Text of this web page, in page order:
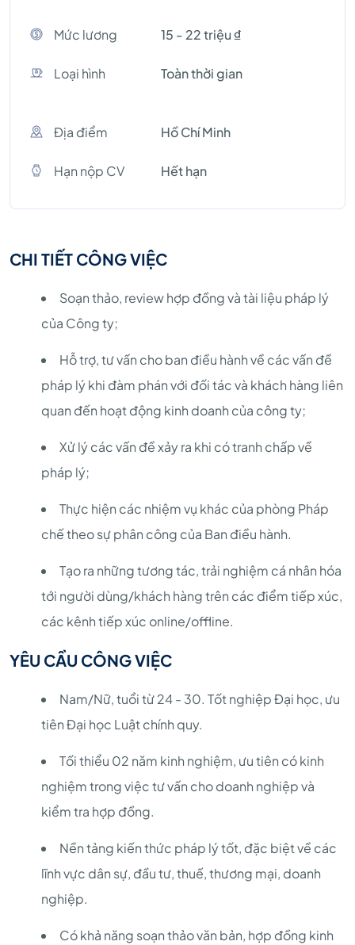
Mức lương 15 - 22 triệu ₫
Loại hình Toàn thời gian
Địa điểm Hồ Chí Minh
Hạn nộp CV Hết hạn
CHI TIẾT CÔNG VIỆC
Soạn thảo, review hợp đồng và tài liệu pháp lý
của Công ty;
Hỗ trợ, tư vấn cho ban điều hành về các vấn đề
pháp lý khi đàm phán với đối tác và khách hàng liên
quan đến hoạt động kinh doanh của công ty;
Xử lý các vấn đề xảy ra khi có tranh chấp về
pháp lý;
Thực hiện các nhiệm vụ khác của phòng Pháp
chế theo sự phân công của Ban điều hành.
Tạo ra những tương tác, trải nghiệm cá nhân hóa
tới người dùng/khách hàng trên các điểm tiếp xúc,
các kênh tiếp xúc online/offline.
YÊU CẦU CÔNG VIỆC
Nam/Nữ, tuổi từ 24 - 30. Tốt nghiệp Đại học, ưu
tiên Đại học Luật chính quy.
Tối thiểu 02 năm kinh nghiệm, ưu tiên có kinh
nghiệm trong việc tư vấn cho doanh nghiệp và
kiểm tra hợp đồng.
Nền tảng kiến thức pháp lý tốt, đặc biệt về các
lĩnh vực dân sự, đầu tư, thuế, thương mại, doanh
nghiệp.
Có khả năng soạn thảo văn bản, hợp đồng kinh